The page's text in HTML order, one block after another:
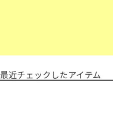
最近チェックしたアイテム